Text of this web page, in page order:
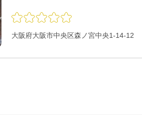
大阪府大阪市中央区森ノ宮中央1-14-12